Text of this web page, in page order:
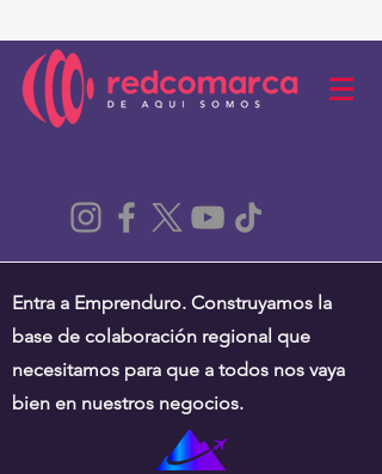
Entra a Emprenduro. Construyamos la
base de colaboración regional que
necesitamos para que a todos nos vaya
bien en nuestros negocios.